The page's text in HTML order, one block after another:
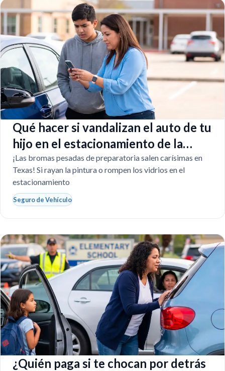
Qué hacer si vandalizan el auto de tu
hijo en el estacionamiento de la
escuela
¡Las bromas pesadas de preparatoria salen carísimas en
Texas! Si rayan la pintura o rompen los vidrios en el
estacionamiento
Seguro de Vehículo
¿Quién paga si te chocan por detrás